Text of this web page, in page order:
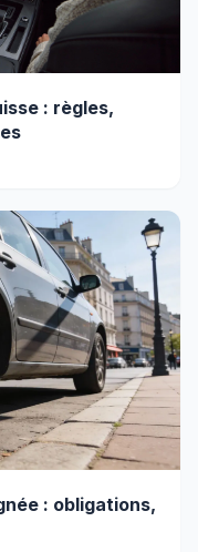
: règles,
: obligations,